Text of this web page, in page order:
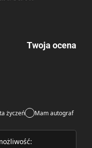
Twoja ocena
życzeń Mam autograf